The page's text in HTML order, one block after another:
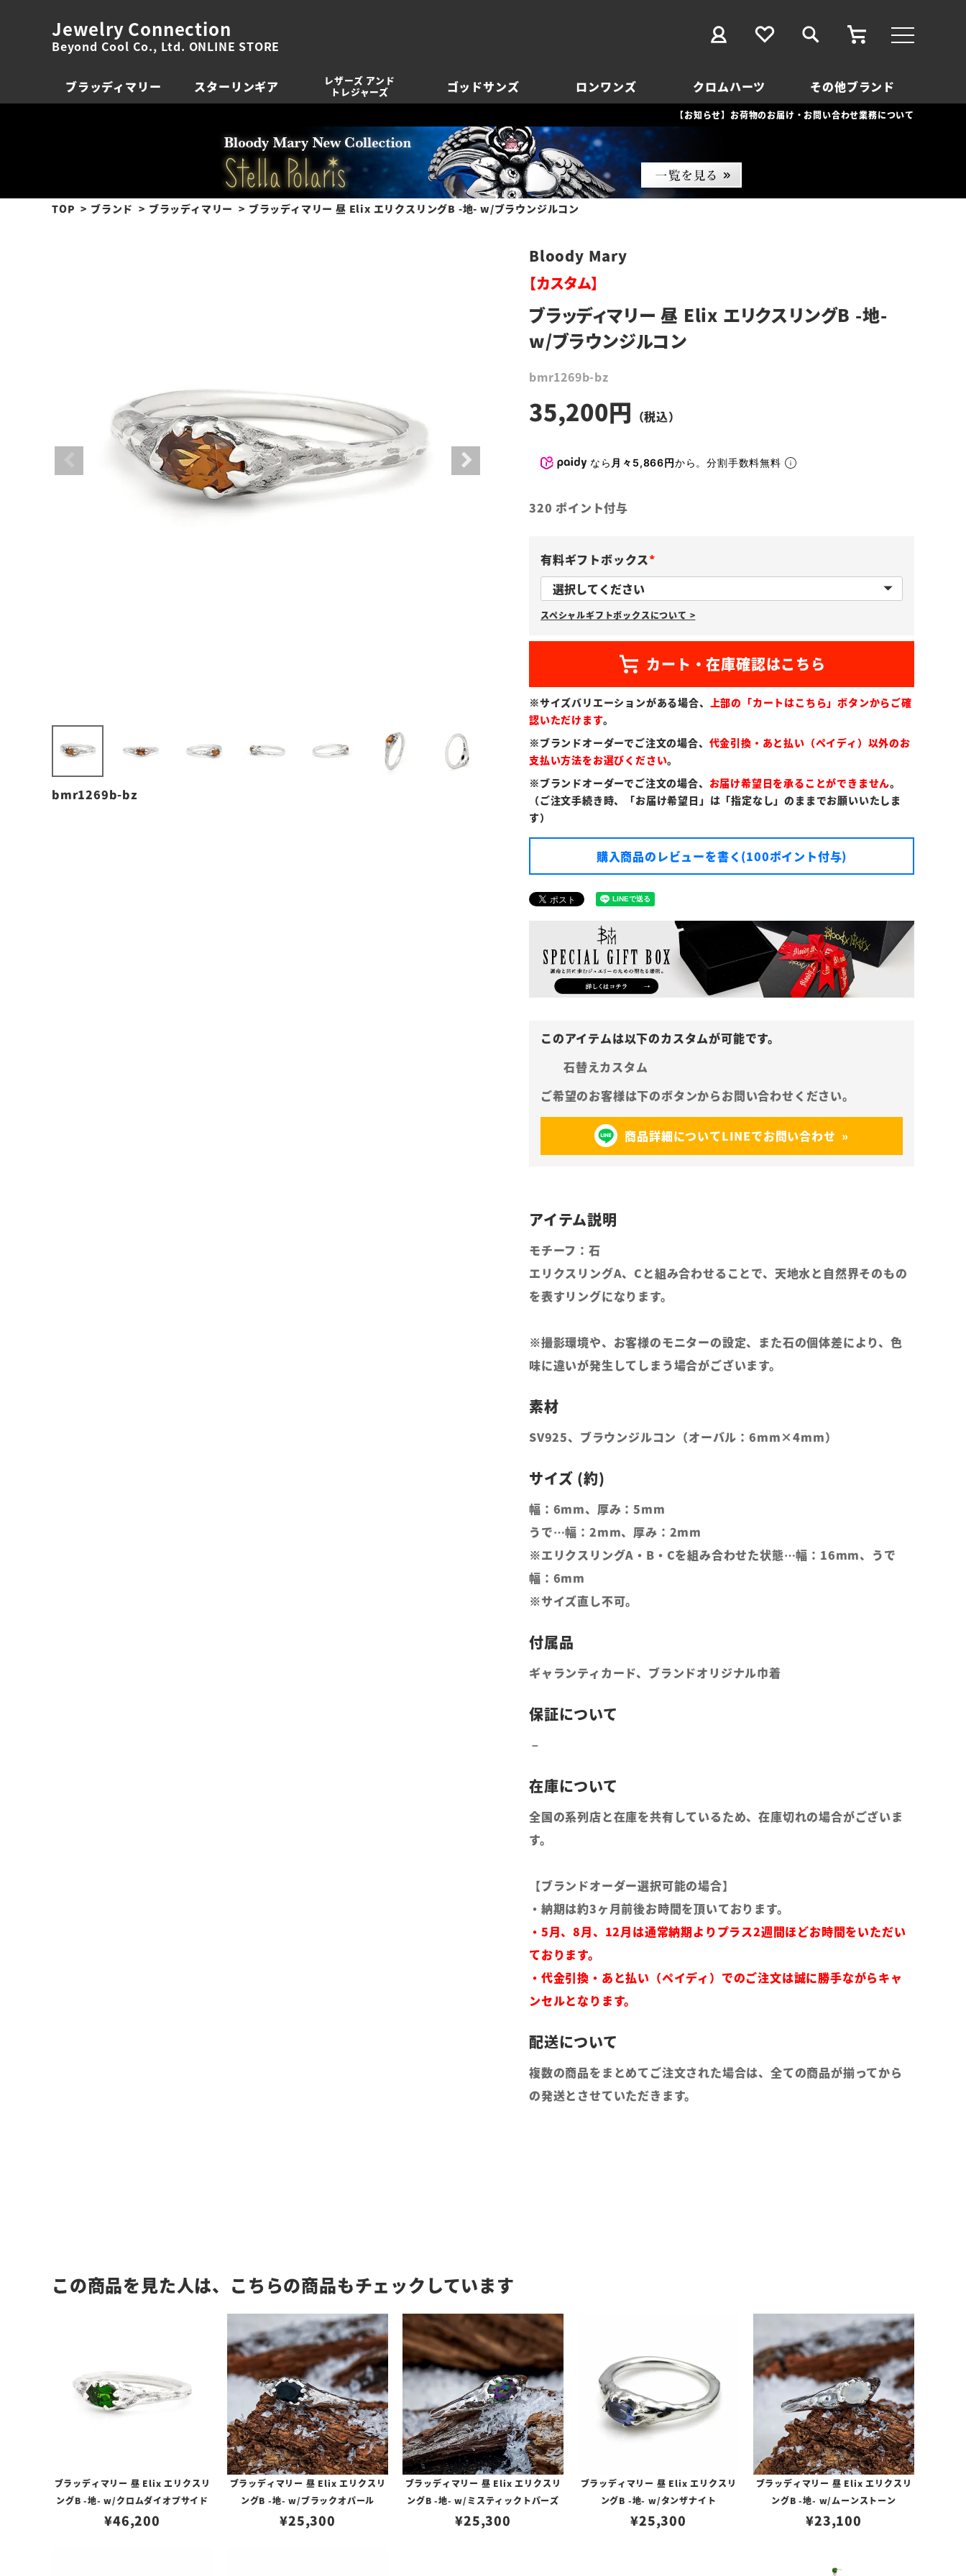
Jewelry Connection
Beyond Cool Co., Ltd. ONLINE STORE
ブラッディマリー スターリンギア
レザーズ アンド
トレジャーズ
ゴッドサンズ ロンワンズ クロムハーツ その他ブランド
【お知らせ】お荷物のお届け・お問い合わせ業務について
TOP ブランド ブラッディマリー ブラッディマリー 昼 Elix エリクスリングB -地- w/ブラウンジルコン
bmr1269b-bz
Bloody Mary
【カスタム】
ブラッディマリー 昼 Elix エリクスリングB -地-
w/ブラウンジルコン
bmr1269b-bz
35,200
なら 月々5,866円から。分割手数料無料
320 ポイント付与
有料ギフトボックス
(
必
スペシャルギフトボックスについて >
※サイズバリエーションがある場合、
上部の「カートはこちら」ボタンからご確
認いただけます。
※ブランドオーダーでご注文の場合、 代金引換・あと払い（ペイディ）以外のお
支払い方法をお選びください。
※ブランドオーダーでご注文の場合、 お届け希望日を承ることができません。
（ご注文手続き時、「お届け希望日」は「指定なし」のままでお願いいたしま
す）
購入商品のレビューを書く(100ポイント付与)
石替えカスタム
商品詳細についてLINEでお問い合わせ
モチーフ：石
エリクスリングA、Cと組み合わせることで、天地水と自然界そのもの
を表すリングになります。
※撮影環境や、お客様のモニターの設定、また石の個体差により、色
味に違いが発生してしまう場合がございます。
SV925、ブラウンジルコン（オーバル：6mm×4mm）
幅：6mm、厚み：5mm
うで…幅：2mm、厚み：2mm
※エリクスリングA・B・Cを組み合わせた状態…幅：16mm、うで
幅：6mm
※サイズ直し不可。
ギャランティカード、ブランドオリジナル巾着
全国の系列店と在庫を共有しているため、在庫切れの場合がございま
す。
【ブランドオーダー選択可能の場合】
・納期は約3ヶ月前後お時間を頂いております。
・5月、8月、12月は通常納期よりプラス2週間ほどお時間をいただい
ております。
・代金引換・あと払い（ペイディ）でのご注文は誠に勝手ながらキャ
ンセルとなります。
複数の商品をまとめてご注文された場合は、全ての商品が揃ってから
の発送とさせていただきます。
この商品を見た人は、こちらの商品もチェックしています
ブラッディマリー 昼 Elix エリクスリ
ングB -地- w/クロムダイオプサイド
¥46,200
ブラッディマリー 昼 Elix エリクスリ
ングB -地- w/ブラックオパール
¥25,300
ブラッディマリー 昼 Elix エリクスリ
ングB -地- w/ミスティックトパーズ
¥25,300
ブラッディマリー 昼 Elix エリクスリ
ングB -地- w/タンザナイト
¥25,300
ブラッディマリー 昼 Elix エリクスリ
ングB -地- w/ムーンストーン
¥23,100